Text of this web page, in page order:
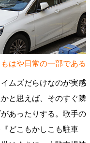
はや日常の一部である
ムズだらけなのが実感
と思えば、そのすぐ隣
あったりする。歌手の
どこもかしこも駐車